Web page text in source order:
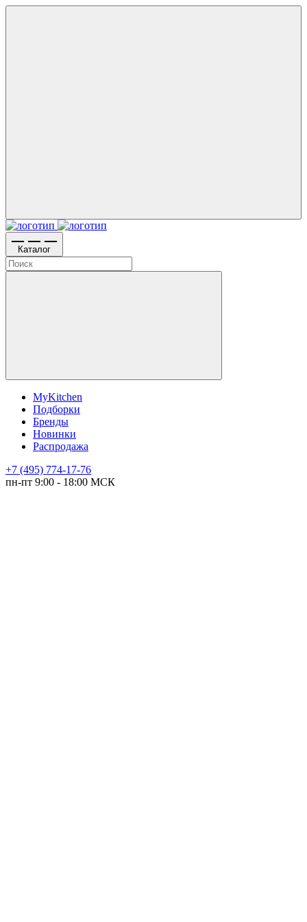
Каталог
MyKitchen
Подборки
Бренды
Новинки
Распродажа
+7 (495) 774-17-76
пн-пт 9:00 - 18:00 МСК